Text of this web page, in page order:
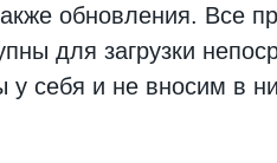
обновления. Все
для загрузки
себя и не вносим в